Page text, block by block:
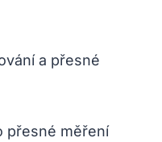
a přesné